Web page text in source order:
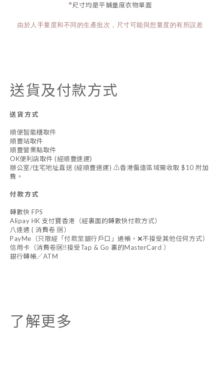
*尺寸均是平鋪量度衣物單面
由於人手量度和不同的生產批次，尺寸可能與您量度的有所誤差
送貨及付款方式
送貨方式
順便智能櫃取件
順豐站取件
順豐營業點取件
OK便利店取件 (經順豐速運)
辦公室/住宅地址直送 (經順豐速運) ⚠️香港偏遠區域需收取 $10 附加
費。
付款方式
轉數快 FPS
Alipay HK 支付寶香港（經裏面的轉數快付款方式）
八達通 ( 消費卷 🆗）
PayMe（只限經「付款至銀行戶口」過帳，❌不接受其他任何方式）
信用卡（消費卷🆗‼️接受Tap & Go 裏的MasterCard ）
銀行轉帳／ATM
了解更多